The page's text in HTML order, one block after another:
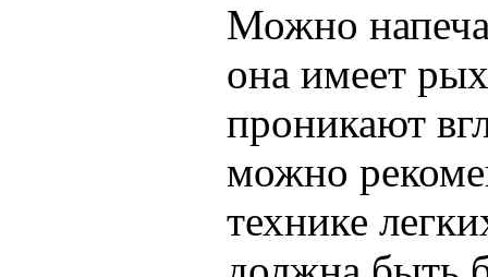
Можно
она имеет
проникают
можно
технике